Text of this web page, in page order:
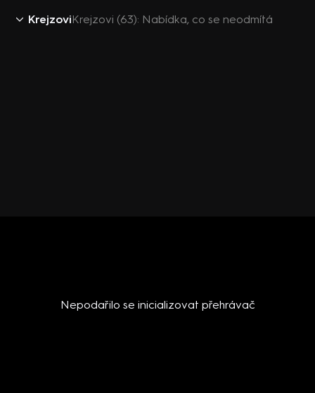
KrejzoviKrejzovi (63): Nabídka, co se neodmítá
Nepodařilo se inicializovat přehrávač